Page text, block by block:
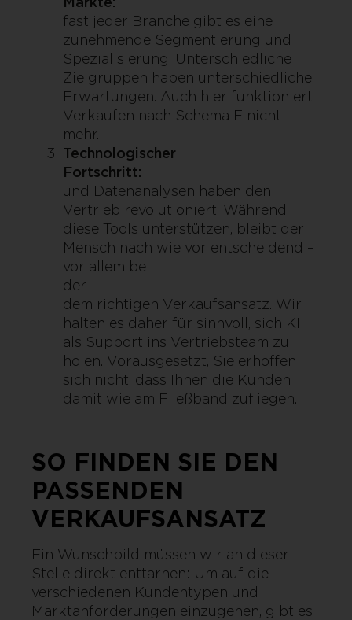
fast jeder Branche gibt es eine
zunehmende Segmentierung und
Spezialisierung. Unterschiedliche
Zielgruppen haben unterschiedliche
Erwartungen. Auch hier funktioniert
Verkaufen nach Schema F nicht
mehr.
Technologischer
Fortschritt:
und Datenanalysen haben den
Vertrieb revolutioniert. Während
diese Tools unterstützen, bleibt der
Mensch nach wie vor entscheidend –
vor allem bei
der
dem richtigen Verkaufsansatz. Wir
halten es daher für sinnvoll, sich KI
als Support ins Vertriebsteam zu
holen. Vorausgesetzt, Sie erhoffen
sich nicht, dass Ihnen die Kunden
damit wie am Fließband zufliegen.
SO FINDEN SIE DEN
PASSENDEN
VERKAUFSANSATZ
Ein Wunschbild müssen wir an dieser
Stelle direkt enttarnen: Um auf die
verschiedenen Kundentypen und
Marktanforderungen einzugehen, gibt es